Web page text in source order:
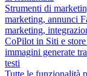
Strumenti di
marketing, annunci
marketing,
CoPilot in Siti e store
immagini generate
testi
Tutte le funzionalità